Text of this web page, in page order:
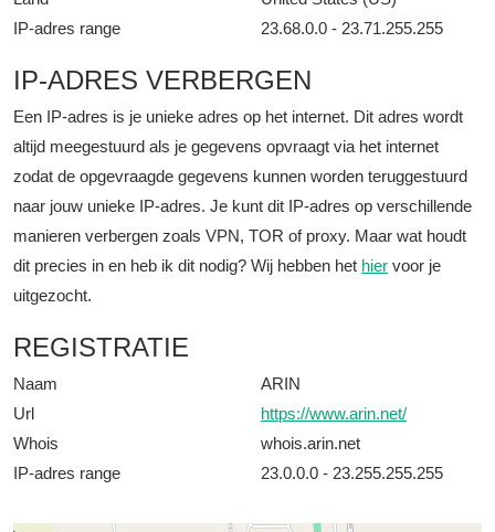
IP-adres range
23.68.0.0 - 23.71.255.255
IP-ADRES VERBERGEN
Een IP-adres is je unieke adres op het internet. Dit adres wordt
altijd meegestuurd als je gegevens opvraagt via het internet
zodat de opgevraagde gegevens kunnen worden teruggestuurd
naar jouw unieke IP-adres. Je kunt dit IP-adres op verschillende
manieren verbergen zoals VPN, TOR of proxy. Maar wat houdt
dit precies in en heb ik dit nodig? Wij hebben het hier voor je
uitgezocht.
REGISTRATIE
Naam
ARIN
Url
https://www.arin.net/
Whois
whois.arin.net
IP-adres range
23.0.0.0 - 23.255.255.255